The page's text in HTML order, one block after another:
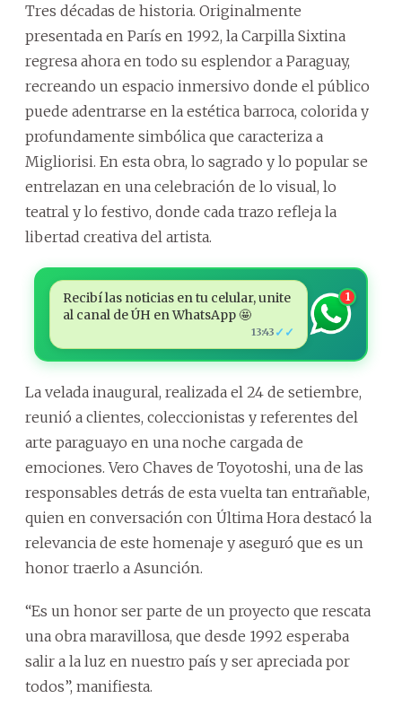
Tres décadas de historia. Originalmente
presentada en París en 1992, la Carpilla Sixtina
regresa ahora en todo su esplendor a Paraguay,
recreando un espacio inmersivo donde el público
puede adentrarse en la estética barroca, colorida y
profundamente simbólica que caracteriza a
Migliorisi. En esta obra, lo sagrado y lo popular se
entrelazan en una celebración de lo visual, lo
teatral y lo festivo, donde cada trazo refleja la
libertad creativa del artista.
Recibí las noticias en tu celular, unite
al canal de ÚH en WhatsApp 🤩
13:43 ✓✓
1
La velada inaugural, realizada el 24 de setiembre,
reunió a clientes, coleccionistas y referentes del
arte paraguayo en una noche cargada de
emociones. Vero Chaves de Toyotoshi, una de las
responsables detrás de esta vuelta tan entrañable,
quien en conversación con Última Hora destacó la
relevancia de este homenaje y aseguró que es un
honor traerlo a Asunción.
“Es un honor ser parte de un proyecto que rescata
una obra maravillosa, que desde 1992 esperaba
salir a la luz en nuestro país y ser apreciada por
todos”, manifiesta.